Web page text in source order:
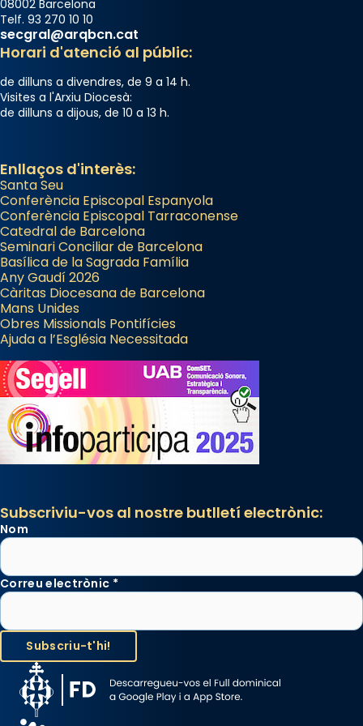
08002 Barcelona
Telf. 93 270 10 10
secgral@arqbcn.cat
Horari d'atenció al públic:
de dilluns a divendres, de 9 a 14 h.
Visites a l'Arxiu Diocesà:
de dilluns a dijous, de 10 a 13 h.
Enllaços d'interès:
Santa Seu
Conferència Episcopal Espanyola
Conferència Episcopal Tarraconense
Catedral de Barcelona
Seminari Conciliar de Barcelona
Basílica de la Sagrada Família
Any Gaudí 2026
Càritas Diocesana de Barcelona
Mans Unides
Obres Missionals Pontifícies
Ajuda a l’Església Necessitada
Subscriviu-vos al nostre butlletí electrònic:
Nom
Correu electrònic *